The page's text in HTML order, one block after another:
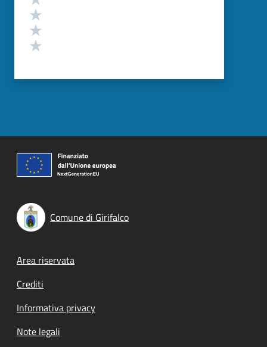
Comune di Girifalco
Footer menu
Area riservata
Crediti
Informativa privacy
Note legali